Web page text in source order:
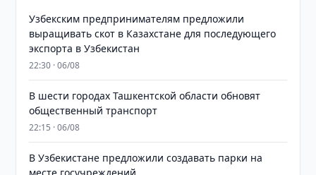
Узбекским предпринимателям предложили
выращивать скот в Казахстане для последующего
экспорта в Узбекистан
22:30 · 06/08
В шести городах Ташкентской области обновят
общественный транспорт
22:15 · 06/08
В Узбекистане предложили создавать парки на